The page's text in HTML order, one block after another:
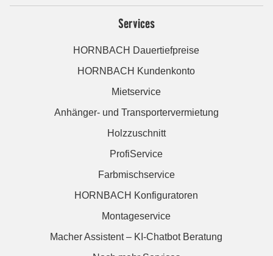
Services
HORNBACH Dauertiefpreise
HORNBACH Kundenkonto
Mietservice
Anhänger- und Transportervermietung
Holzzuschnitt
ProfiService
Farbmischservice
HORNBACH Konfiguratoren
Montageservice
Macher Assistent – KI-Chatbot Beratung